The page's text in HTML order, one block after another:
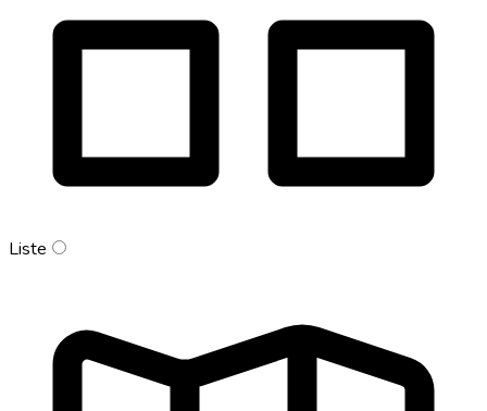
Liste